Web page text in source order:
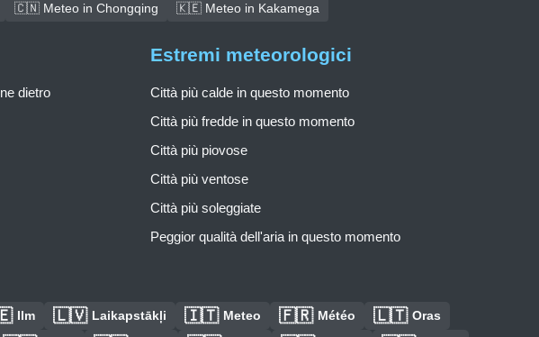
🇨🇳 Meteo in Chongqing 🇰🇪 Meteo in Kakamega
dietro
Estremi meteorologici
Città più calde in questo momento
Città più fredde in questo momento
Città più piovose
Città più ventose
Città più soleggiate
Peggior qualità dell'aria in questo momento
Ilm 🇱🇻 Laikapstākļi 🇮🇹 Meteo 🇫🇷 Météo 🇱🇹 Oras